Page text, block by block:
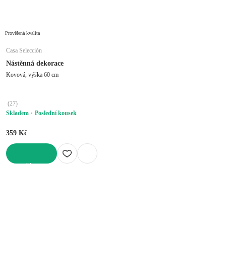
Prověřená kvalita
Casa Selección
Nástěnná dekorace
Kovová, výška 60 cm
(27)
Skladem
Poslední kousek
359 Kč